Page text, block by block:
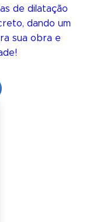
de dilatação
dando um
sua obra e